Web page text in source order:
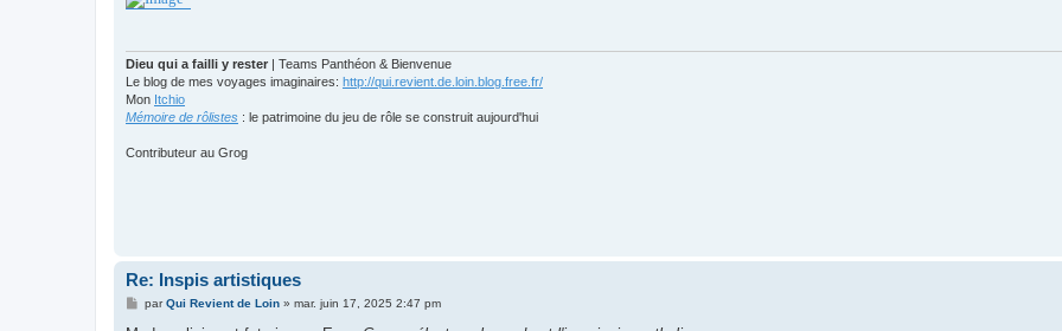
Dieu qui a failli y rester | Teams Panthéon & Bienvenue
Le blog de mes voyages imaginaires: http://qui.revient.de.loin.blog.free.fr/
Mon Itchio
Mémoire de rôlistes : le patrimoine du jeu de rôle se construit aujourd'hui
Contributeur au Grog
Re: Inspis artistiques
MparQui Revient de Loin» mar. juin 17, 2025 2:47 pm